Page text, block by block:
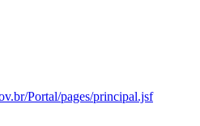
Portal/pages/principal.jsf